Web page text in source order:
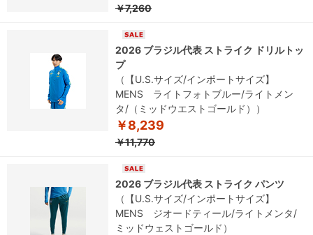
￥7,260
2026 ブラジル代表 ストライク ドリルトッ
プ
（【U.S.サイズ/インポートサイズ】
MENS ライトフォトブルー/ライトメン
タ/（ミッドウエストゴールド））
￥8,239
￥11,770
2026 ブラジル代表 ストライク パンツ
（【U.S.サイズ/インポートサイズ】
MENS ジオードティール/ライトメンタ/
ミッドウェストゴールド）